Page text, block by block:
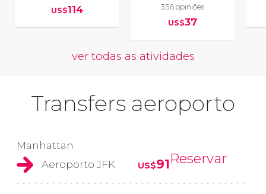
US$114
356 opiniões
US$37
ver todas as atividades
Transfers aeroporto
Manhattan
Aeroporto JFK
US$91Reservar